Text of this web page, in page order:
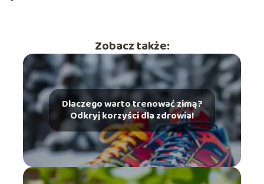
Zobacz także:
Dlaczego warto trenować zimą?
Odkryj korzyści dla zdrowia!